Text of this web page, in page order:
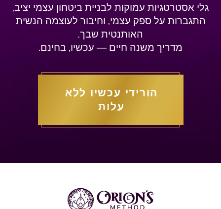
גלי אסטרטגיות עמוקות לבניית ביטחון עצמי יציב,
התגברות על ספק עצמי, וחיבור לעוצמה הנשית
האותנטית שבך.
מדריך משנה חיים — עכשיו, בחינם.
הורידי עכשיו ללא
עלות